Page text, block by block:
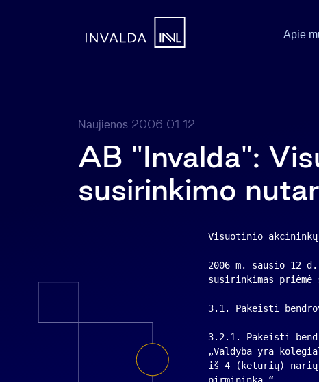
Apie
Naujienos 2006 01 12
AB "Invalda":
susirinkimo
Visuotinio
2006 m. sausio 12
susirinkimas priėmė
3.1. Pakeisti
3.2.1. Pakeisti
„Valdyba yra
iš 4 (keturių) narių